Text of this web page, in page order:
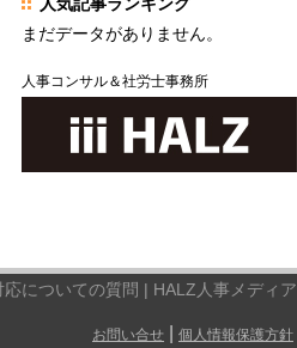
まだデータがありません。
人事コンサル＆社労士事務所
についての質問 | HALZ人事メディア
お問い合せ 個人情報保護方針